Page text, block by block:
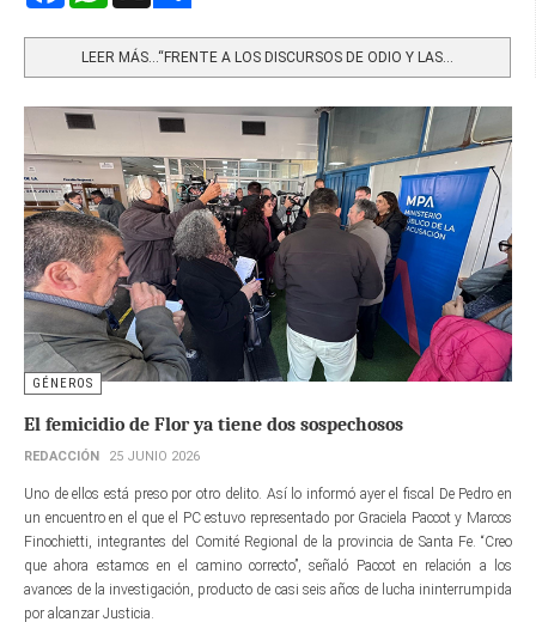
LEER MÁS…“FRENTE A LOS DISCURSOS DE ODIO Y LAS...
GÉNEROS
El femicidio de Flor ya tiene dos sospechosos
REDACCIÓN 25 JUNIO 2026
Uno de ellos está preso por otro delito. Así lo informó ayer el fiscal De Pedro en
un encuentro en el que el PC estuvo representado por Graciela Paccot y Marcos
Finochietti, integrantes del Comité Regional de la provincia de Santa Fe. “Creo
que ahora estamos en el camino correcto”, señaló Paccot en relación a los
avances de la investigación, producto de casi seis años de lucha ininterrumpida
por alcanzar Justicia.